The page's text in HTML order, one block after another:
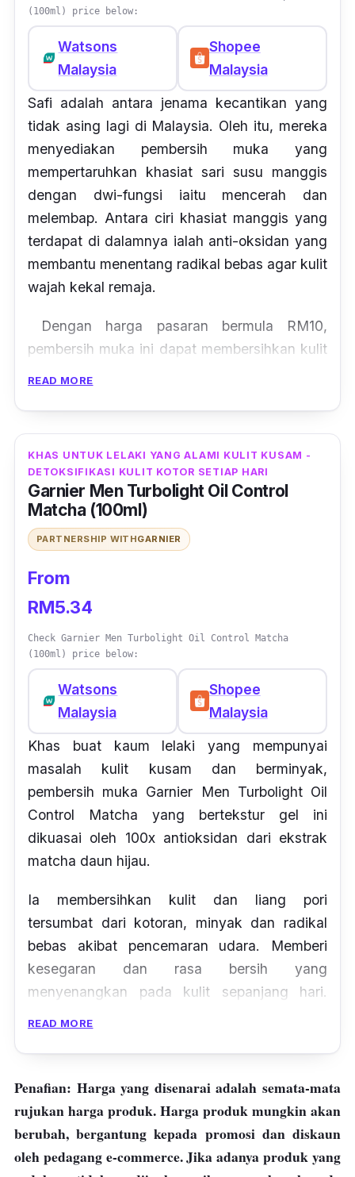
(100ml) price below:
Watsons
Malaysia
Shopee
Malaysia
Safi adalah antara jenama kecantikan yang
tidak asing lagi di Malaysia. Oleh itu, mereka
menyediakan pembersih muka yang
mempertaruhkan khasiat sari susu manggis
dengan dwi-fungsi iaitu mencerah dan
melembap. Antara ciri khasiat manggis yang
terdapat di dalamnya ialah anti-oksidan yang
membantu menentang radikal bebas agar kulit
wajah kekal remaja.
Dengan harga pasaran bermula RM10,
pembersih muka ini dapat membersihkan kulit
mengembalikan seri pada wajah.
READ MORE
KHAS UNTUK LELAKI YANG ALAMI KULIT KUSAM -
DETOKSIFIKASI KULIT KOTOR SETIAP HARI
Garnier Men Turbolight Oil Control
Matcha (100ml)
PARTNERSHIP WITHGARNIER
From
RM5.34
Check Garnier Men Turbolight Oil Control Matcha
(100ml) price below:
Watsons
Malaysia
Shopee
Malaysia
Khas buat kaum lelaki yang mempunyai
masalah kulit kusam dan berminyak,
pembersih muka Garnier Men Turbolight Oil
Control Matcha yang bertekstur gel ini
dikuasai oleh 100x antioksidan dari ekstrak
matcha daun hijau.
Ia membersihkan kulit dan liang pori
tersumbat dari kotoran, minyak dan radikal
bebas akibat pencemaran udara. Memberi
kesegaran dan rasa bersih yang
menyenangkan pada kulit sepanjang hari.
READ MORE
Penafian: Harga yang disenarai adalah semata-mata
rujukan harga produk. Harga produk mungkin akan
berubah, bergantung kepada promosi dan diskaun
oleh pedagang e-commerce. Jika adanya produk yang